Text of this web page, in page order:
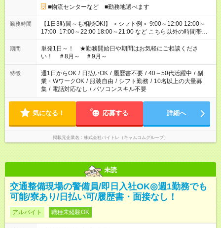
■物流センターなど ■勤務地選べます
勤務時間
【1日3時間～も相談OK!】 ＜シフト例＞ 9:00～12:00 12:00～
17:00 17:00～22:00 18:00～21:00 など こちら以外の時間帯も
お気軽にご相談ください！
期間
単発1日～！ ★勤務開始日や期間はお気軽にご相談くださ
い！ ＃8月～ ＃9月～
特徴 週1日からOK / 日払いOK / 履歴書不要 / 40～50代活躍中 / 副
業・WワークOK / 服装自由 / シフト勤務 / 10名以上の大量募
集 / 電話対応なし / パソコンスキル不要
気になる！ 応募する 詳細へ
掲載元企業名 株式会社バイトレ（キャムコムグループ）
未読
交通整備現場の警備員/即日入社OK◎週1勤務でも
可能/寮あり/日払い可/履歴書・面接なし！
アルバイト 職種未経験OK